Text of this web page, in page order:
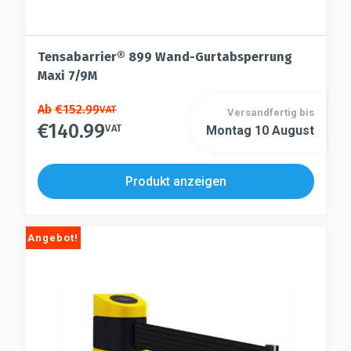
Tensabarrier® 899 Wand-Gurtabsperrung
Maxi 7/9M
Dieses
Produkt
mehrere
Varianten
auf.
Optionen
Produktseite
Ab€152.99VAT
€140.99VAT
Dieses
weist
mehrere
auf.
Die
Versandfertig bis
Montag 10 August
Produkt anzeigen
Angebot!